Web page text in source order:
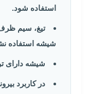
استفاده شود.
تیغ، سیم
شیشه استفاده
شیشه دارای
در کاربرد